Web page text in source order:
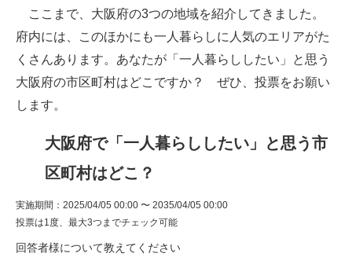
ここまで、大阪府の3つの地域を紹介してきました。
府内には、このほかにも一人暮らしに人気のエリアがた
くさんあります。あなたが「一人暮らししたい」と思う
大阪府の市区町村はどこですか？ ぜひ、投票をお願い
します。
大阪府で「一人暮らししたい」と思う市
区町村はどこ？
実施期間：2025/04/05 00:00 〜 2035/04/05 00:00
投票は1度、最大3つまでチェック可能
回答者様について教えてください